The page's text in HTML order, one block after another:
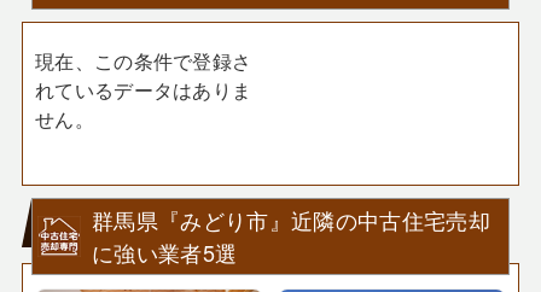
現在、この条件で登録さ
れているデータはありま
せん。
群馬県『みどり市』近隣の中古住宅売却
に強い業者5選